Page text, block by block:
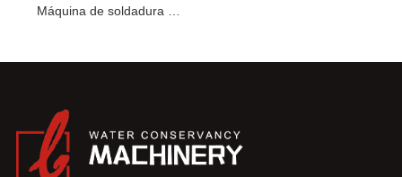
Máquina de soldadura de jaula de alambre